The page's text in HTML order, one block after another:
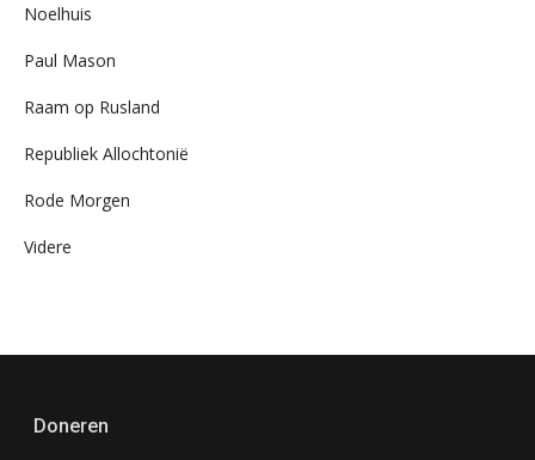
Noelhuis
Paul Mason
Raam op Rusland
Republiek Allochtonië
Rode Morgen
Videre
Doneren